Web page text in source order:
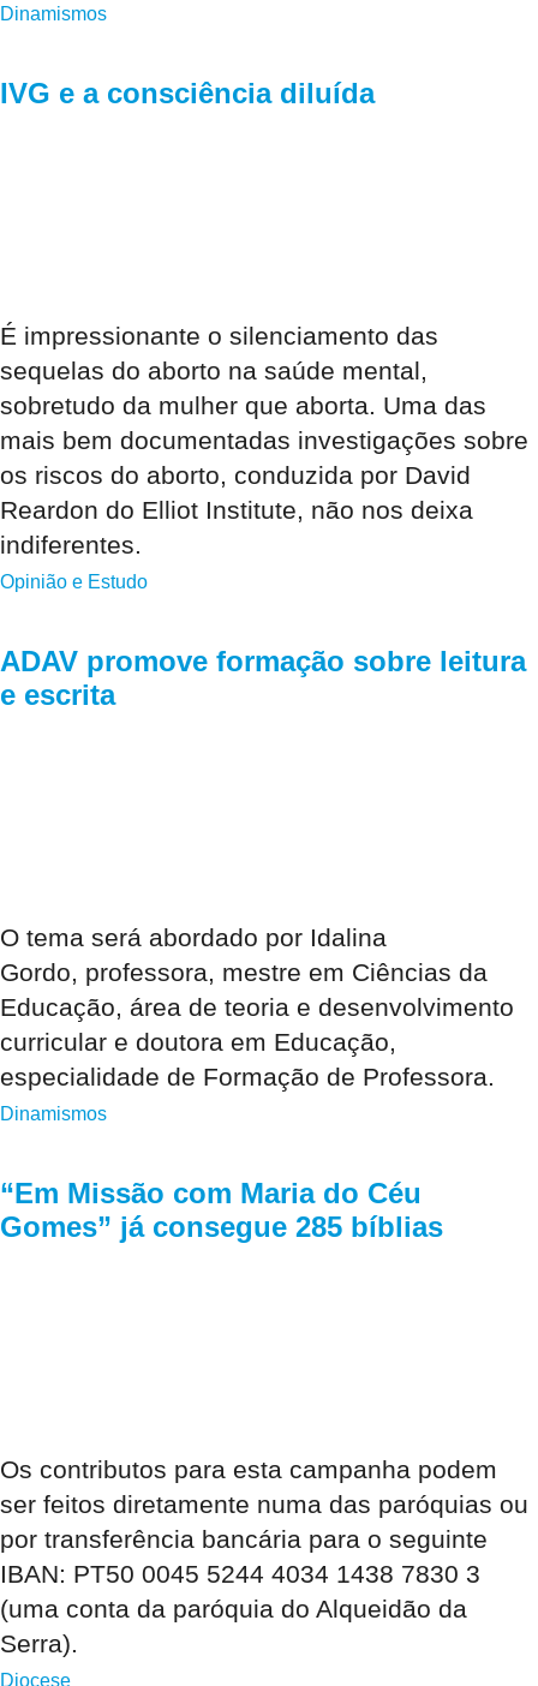
Dinamismos
IVG e a consciência diluída
É impressionante o silenciamento das
sequelas do aborto na saúde mental,
sobretudo da mulher que aborta. Uma das
mais bem documentadas investigações sobre
os riscos do aborto, conduzida por David
Reardon do Elliot Institute, não nos deixa
indiferentes.
Opinião e Estudo
ADAV promove formação sobre leitura
e escrita
O tema será abordado por Idalina
Gordo, professora, mestre em Ciências da
Educação, área de teoria e desenvolvimento
curricular e doutora em Educação,
especialidade de Formação de Professora.
Dinamismos
“Em Missão com Maria do Céu
Gomes” já consegue 285 bíblias
Os contributos para esta campanha podem
ser feitos diretamente numa das paróquias ou
por transferência bancária para o seguinte
IBAN: PT50 0045 5244 4034 1438 7830 3
(uma conta da paróquia do Alqueidão da
Serra).
Diocese